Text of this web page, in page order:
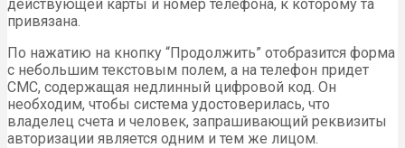
действующей карты и номер телефона, к которому та
привязана.
По нажатию на кнопку “Продолжить” отобразится форма
с небольшим текстовым полем, а на телефон придет
СМС, содержащая недлинный цифровой код. Он
необходим, чтобы система удостоверилась, что
владелец счета и человек, запрашивающий реквизиты
авторизации является одним и тем же лицом.